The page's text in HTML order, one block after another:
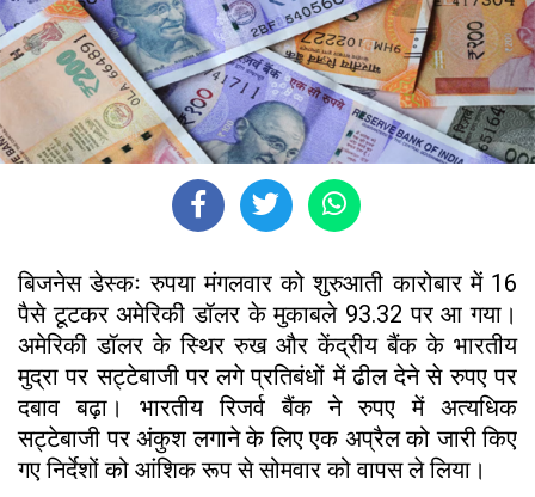
बिजनेस डेस्कः रुपया मंगलवार को शुरुआती कारोबार में 16
पैसे टूटकर अमेरिकी डॉलर के मुकाबले 93.32 पर आ गया।
अमेरिकी डॉलर के स्थिर रुख और केंद्रीय बैंक के भारतीय
मुद्रा पर सट्टेबाजी पर लगे प्रतिबंधों में ढील देने से रुपए पर
दबाव बढ़ा। भारतीय रिजर्व बैंक ने रुपए में अत्यधिक
सट्टेबाजी पर अंकुश लगाने के लिए एक अप्रैल को जारी किए
गए निर्देशों को आंशिक रूप से सोमवार को वापस ले लिया।